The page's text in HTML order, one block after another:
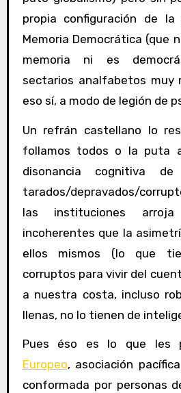
propia configuración de
Memoria Democrática (que
memoria ni es
sectarios analfabetos muy
eso sí, a modo de legión de
Un refrán castellano lo
follamos todos o la puta
disonancia cognitiva
tarados/depravados/
las instituciones
incoherentes que la
ellos mismos (lo que
corruptos para vivir del
a nuestra costa, incluso
llenas, no lo tienen de
Pues éso es lo que les
Europeo, asociación
conformada por personas